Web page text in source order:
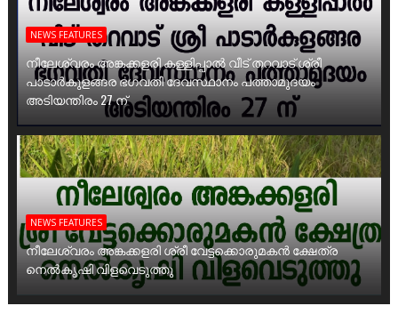
NEWS FEATURES
നീലേശ്വരം അങ്കക്കളരി കള്ളിപ്പാൽ വീട് തറവാട് ശ്രീ
പാടാർകുളങ്ങര ഭഗവതി ദേവസ്ഥാനം പത്താമുദയം
അടിയന്തിരം 27 ന്
NEWS FEATURES
നീലേശ്വരം അങ്കക്കളരി ശ്രീ വേട്ടക്കൊരുമകൻ ക്ഷേത്ര
നെൽകൃഷി വിളവെടുത്തു